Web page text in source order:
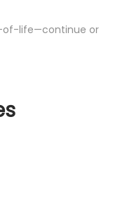
of-life—continue or